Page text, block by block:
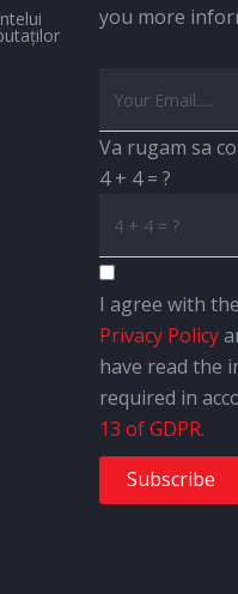
you more
Va rugam sa
4 + 4 = ?
I agree with the
Privacy Policy
have read the
required in
13 of GDPR.
Subscribe